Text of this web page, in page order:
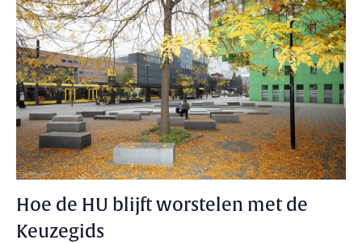
Hoe de HU blijft worstelen met de
Keuzegids